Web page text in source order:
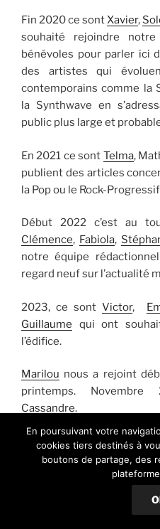
Fin 2020 ce sontXavier,
souhaité rejoindre
bénévoles pour parler ici
des artistes qui
contemporains comme la
la Synthwave en
public plus large et
En 2021 ce sont Telma,
publient des articles
la Pop ou le Rock-
Début 2022 c’est au
Clémence, Fabiola,
notre équipe
regard neuf sur l’actualité
2023, ce sontVictor,
Guillaume qui ont
l’édifice.
Marilou nous a rejoint
printemps. Novembre
Cassandre.
Le but de ce blog est
partager, découvrir ou
préférés, passés ou
En poursuivant votre
cookies tiers destinés à
boutons de partage, des